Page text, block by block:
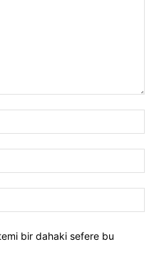
bir dahaki sefere bu